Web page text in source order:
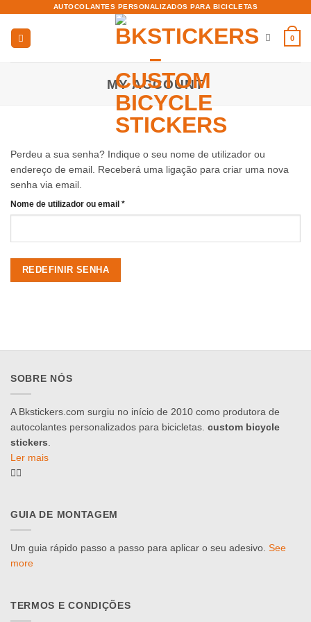
content
AUTOCOLANTES PERSONALIZADOS PARA BICICLETAS
0
MY ACCOUNT
Perdeu a sua senha? Indique o seu nome de utilizador ou
endereço de email. Receberá uma ligação para criar uma nova
senha via email.
Nome de utilizador ou email *Obrigatório
REDEFINIR SENHA
SOBRE NÓS
A Bkstickers.com surgiu no início de 2010 como produtora de
autocolantes personalizados para bicicletas. custom bicycle
stickers
Ler mais
GUIA DE MONTAGEM
Um guia rápido passo a passo para aplicar o seu adesivo. See
more
TERMOS E CONDIÇÕES